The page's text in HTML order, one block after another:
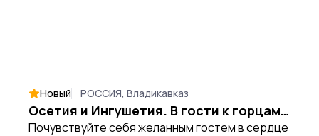
Новый РОССИЯ, Владикавказ
Осетия и Ингушетия. В гости к горцам на 5 дней
Почувствуйте себя желанным гостем в сердце